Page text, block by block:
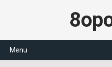
Menu